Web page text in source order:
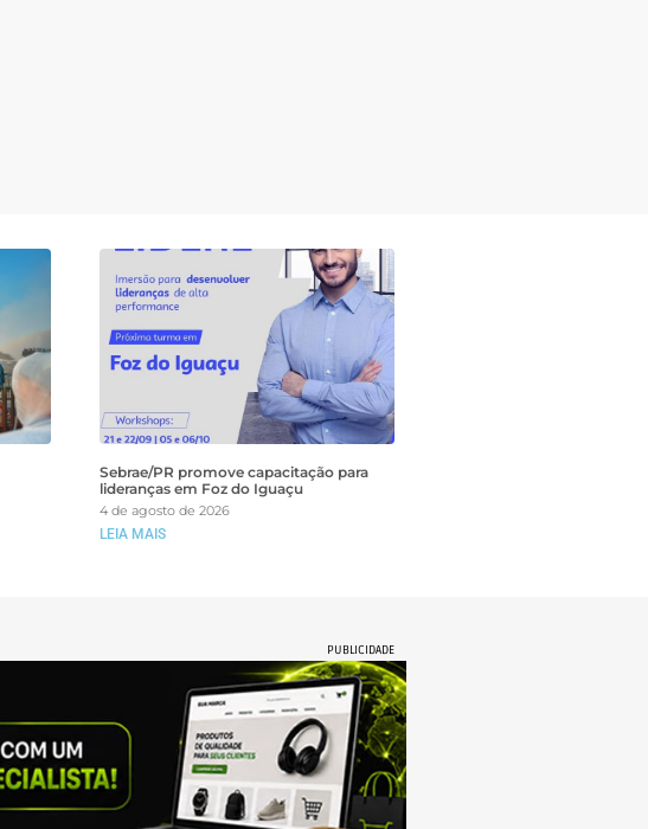
Sebrae/PR promove capacitação para
lideranças em Foz do Iguaçu
4 de agosto de 2026
LEIA MAIS
PUBLICIDADE